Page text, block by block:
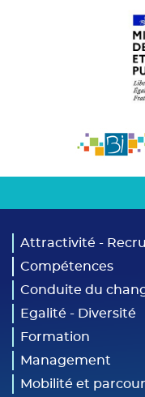
Attractivité -
Compétences
Conduite du
Egalité - Diversité
Formation
Management
Mobilité et